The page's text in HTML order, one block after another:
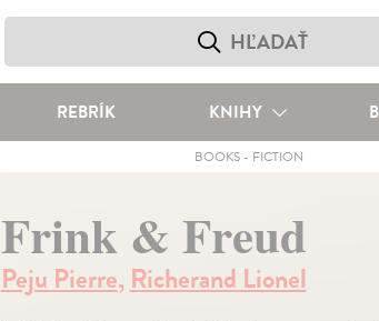
REBRÍK KNIHY
BOOKS- FICTION
Frink & Freud
Peju Pierre, Richerand Lionel